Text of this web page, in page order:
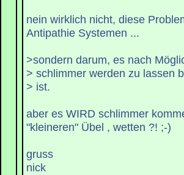
nein wirklich nicht, diese
Antipathie Systemen ...
>sondern darum, es nach
> schlimmer werden zu lassen
> ist.
aber es WIRD schlimmer
"kleineren" Übel , wetten ?! ;-)
gruss
nick